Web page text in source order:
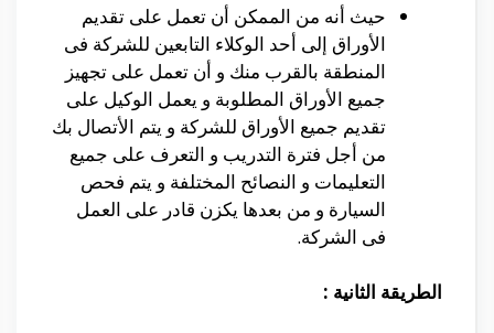
حيث أنه من الممكن أن تعمل على تقديم
الأوراق إلى أحد الوكلاء التابعين للشركة فى
المنطقة بالقرب منك و أن تعمل على تجهيز
جميع الأوراق المطلوبة و يعمل الوكيل على
تقديم جميع الأوراق للشركة و يتم الأتصال بك
من أجل فترة التدريب و التعرف على جميع
التعليمات و النصائح المختلفة و يتم فحص
السيارة و من بعدها يكزن قادر على العمل
فى الشركة.
الطريقة الثانية :